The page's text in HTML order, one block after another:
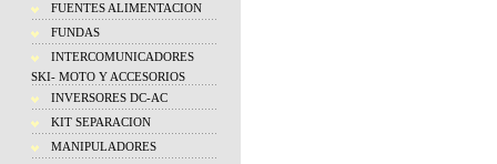
FUENTES ALIMENTACION
FUNDAS
INTERCOMUNICADORES
SKI- MOTO Y ACCESORIOS
INVERSORES DC-AC
KIT SEPARACION
MANIPULADORES